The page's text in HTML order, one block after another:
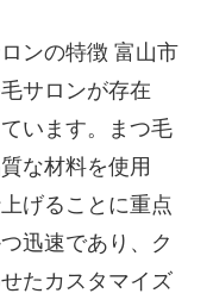
ンの特徴 富山市
サロンが存在
います。まつ毛
な材料を使用
げることに重点
迅速であり、ク
たカスタマイズ